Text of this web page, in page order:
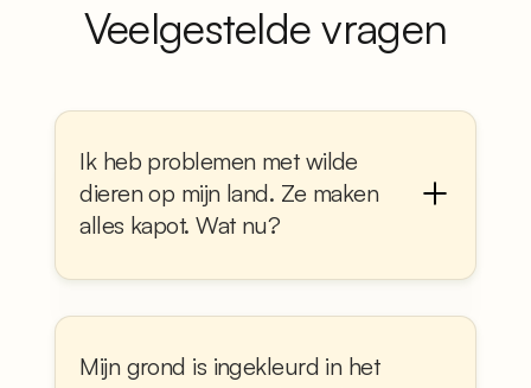
Veelgestelde vragen
Ik heb problemen met wilde
dieren op mijn land. Ze maken
alles kapot. Wat nu?
Mijn grond is ingekleurd in het